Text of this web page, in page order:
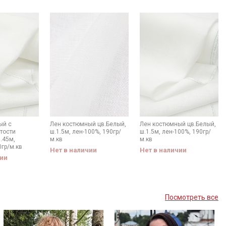
с
м.кв
Лен костюмный цв.Белый,
ш.1.5м, лен-100%, 190гр/
м.кв
Нет в наличии
Лен костюмный цв.Белый,
ш.1.5м, лен-100%, 190гр/
м.кв
Нет в наличии
Посмотреть все